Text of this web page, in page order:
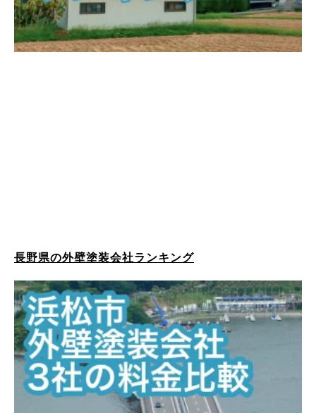
長野県の外壁塗装会社ランキング